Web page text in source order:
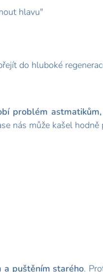
hlavu"
do hluboké
problém
nás může kašel
a puštěním starého.